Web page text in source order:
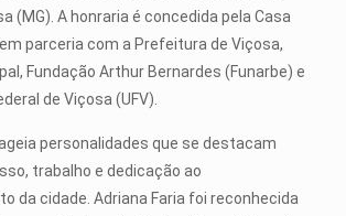
(MG). A honraria é concedida pela Casa
parceria com a Prefeitura de Viçosa,
Fundação Arthur Bernardes (Funarbe) e
de Viçosa (UFV).
personalidades que se destacam
trabalho e dedicação ao
da cidade. Adriana Faria foi reconhecida